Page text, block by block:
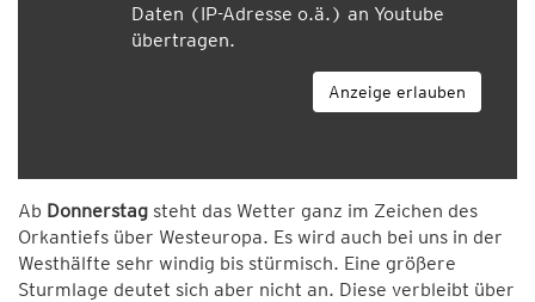
Daten (IP-Adresse o.ä.) an Youtube
übertragen.
Anzeige erlauben
Ab Donnerstag steht das Wetter ganz im Zeichen des
Orkantiefs über Westeuropa. Es wird auch bei uns in der
Westhälfte sehr windig bis stürmisch. Eine größere
Sturmlage deutet sich aber nicht an. Diese verbleibt über